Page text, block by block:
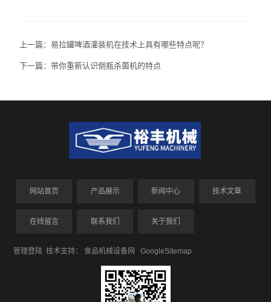
上一篇：易拉罐啤酒灌装机在技术上具有哪些特点呢？
下一篇：带你重新认识倒瓶杀菌机的特点
网站首页 产品展示 新闻中心 技术文章
在线留言 联系我们 关于我们
管理登陆 技术支持：食品机械设备网 GoogleSitemap